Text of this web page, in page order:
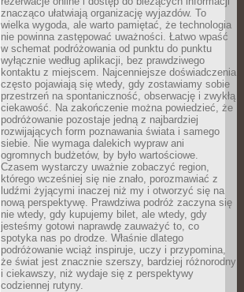
znacząco ułatwiają organizację wyjazdów. To
wielka wygoda, ale warto pamiętać, że technologia
nie powinna zastępować uważności. Łatwo wpaść
w schemat podróżowania od punktu do punktu
wyłącznie według aplikacji, bez prawdziwego
kontaktu z miejscem. Najcenniejsze doświadczenia
często pojawiają się wtedy, gdy zostawiamy sobie
przestrzeń na spontaniczność, obserwację i zwykłą
ciekawość. Na zakończenie można powiedzieć, że
podróżowanie pozostaje jedną z najbardziej
rozwijających form poznawania świata i samego
siebie. Nie wymaga dalekich wypraw ani
ogromnych budżetów, by było wartościowe.
Czasem wystarczy uważnie zobaczyć region,
którego wcześniej się nie znało, porozmawiać z
ludźmi żyjącymi inaczej niż my i otworzyć się na
nową perspektywę. Prawdziwa podróż zaczyna się
nie wtedy, gdy kupujemy bilet, ale wtedy, gdy
jesteśmy gotowi naprawdę zauważyć to, co
spotyka nas po drodze. Właśnie dlatego
podróżowanie wciąż inspiruje, uczy i przypomina,
że świat jest znacznie szerszy, bardziej różnorodny
i ciekawszy, niż wydaje się z perspektywy
codziennej rutyny.